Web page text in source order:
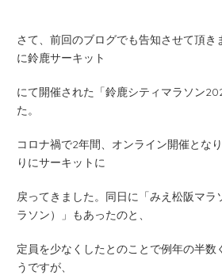
さて、前回のブログでも告知させて頂き
に鈴鹿サーキット
にて開催された「鈴鹿シティマラソン
た。
コロナ禍で2年間、オンライン開催とな
りにサーキットに
戻ってきました。同日に「みえ松阪マラ
ラソン）」もあったのと、
定員を少なくしたとのことで例年の半数
うですが、